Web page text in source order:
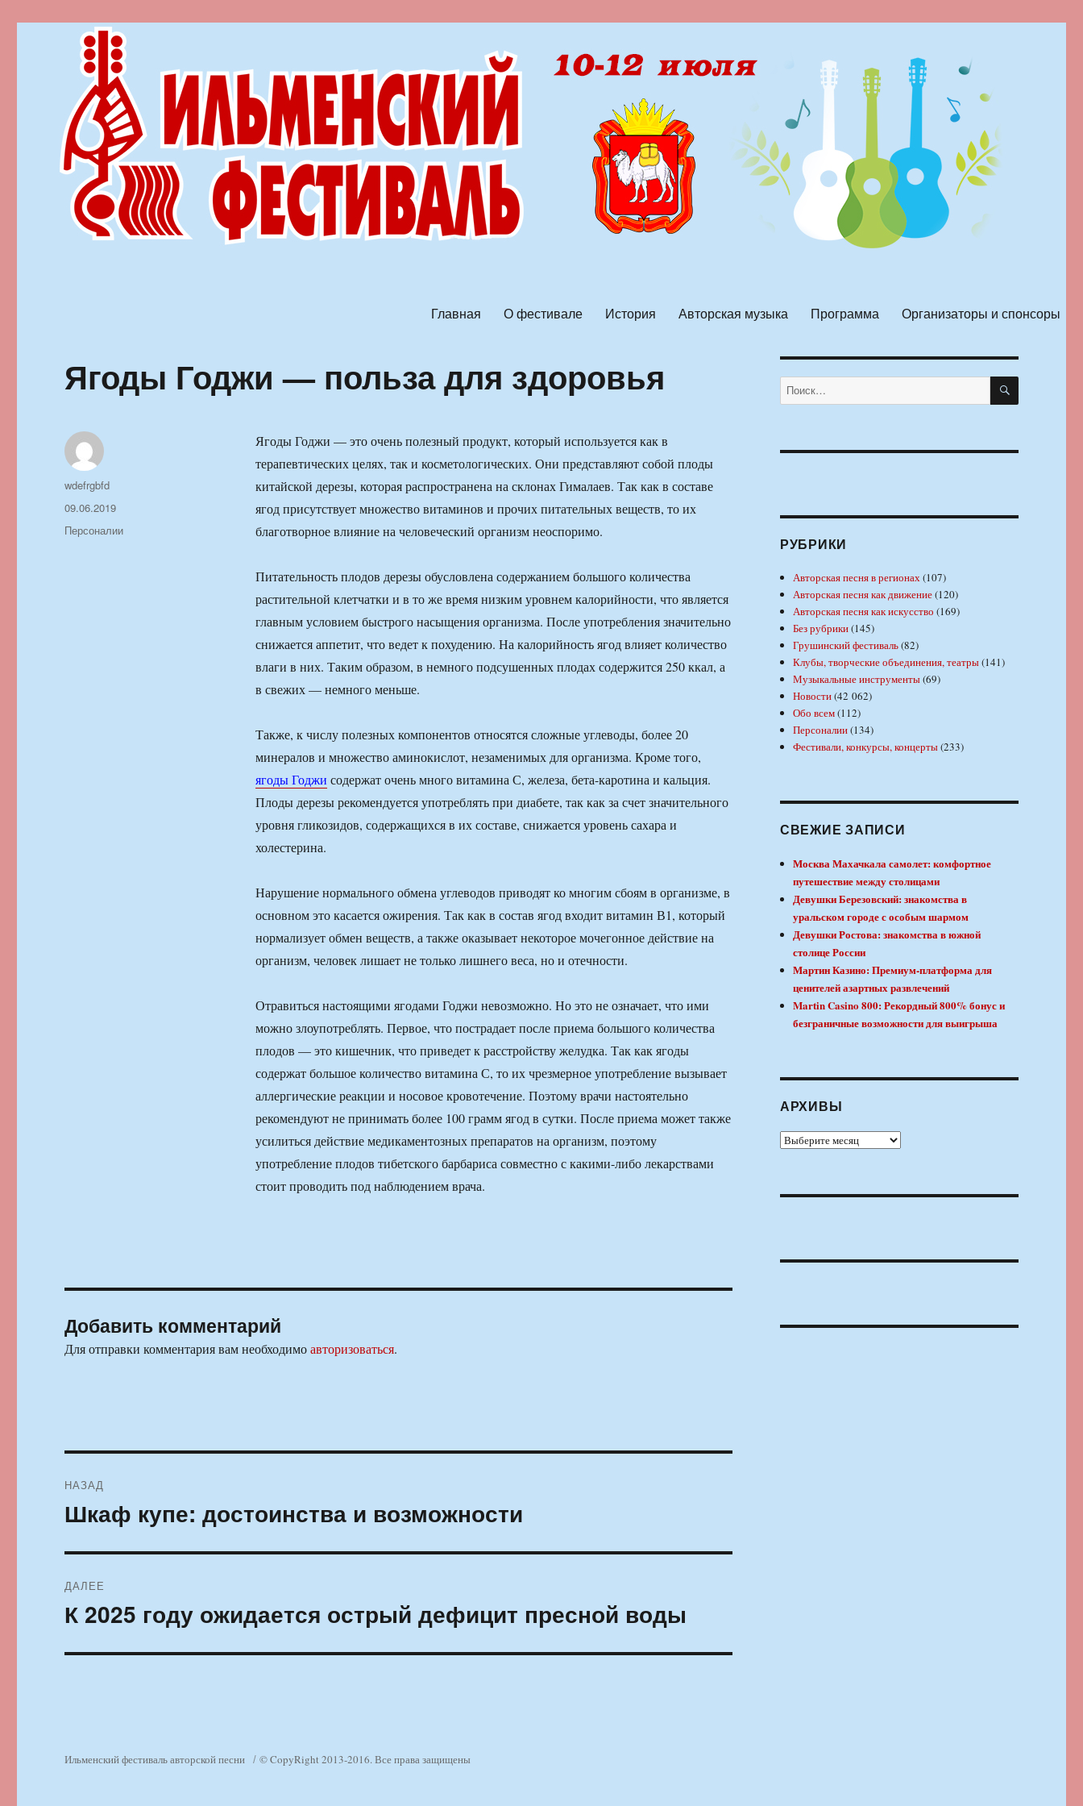
Главная О фестивале История Авторская музыка Программа Организаторы и спонсоры
Ягоды Годжи — польза для здоровья
Ягоды Годжи — это очень полезный продукт, который используется как в
терапевтических целях, так и косметологических. Они представляют собой плоды
китайской дерезы, которая распространена на склонах Гималаев. Так как в составе
ягод присутствует множество витаминов и прочих питательных веществ, то их
благотворное влияние на человеческий организм неоспоримо.
Питательность плодов дерезы обусловлена содержанием большого количества
растительной клетчатки и в то же время низким уровнем калорийности, что является
главным условием быстрого насыщения организма. После употребления значительно
снижается аппетит, что ведет к похудению. На калорийность ягод влияет количество
влаги в них. Таким образом, в немного подсушенных плодах содержится 250 ккал, а
в свежих — немного меньше.
Также, к числу полезных компонентов относятся сложные углеводы, более 20
минералов и множество аминокислот, незаменимых для организма. Кроме того,
ягоды Годжи содержат очень много витамина С, железа, бета-каротина и кальция.
Плоды дерезы рекомендуется употреблять при диабете, так как за счет значительного
уровня гликозидов, содержащихся в их составе, снижается уровень сахара и
холестерина.
Нарушение нормального обмена углеводов приводят ко многим сбоям в организме, в
основном это касается ожирения. Так как в состав ягод входит витамин В1, который
нормализует обмен веществ, а также оказывает некоторое мочегонное действие на
организм, человек лишает не только лишнего веса, но и отечности.
Отравиться настоящими ягодами Годжи невозможно. Но это не означает, что ими
можно злоупотреблять. Первое, что пострадает после приема большого количества
плодов — это кишечник, что приведет к расстройству желудка. Так как ягоды
содержат большое количество витамина С, то их чрезмерное употребление вызывает
аллергические реакции и носовое кровотечение. Поэтому врачи настоятельно
рекомендуют не принимать более 100 грамм ягод в сутки. После приема может также
усилиться действие медикаментозных препаратов на организм, поэтому
употребление плодов тибетского барбариса совместно с какими-либо лекарствами
стоит проводить под наблюдением врача.
Автор
wdefrgbfd
Опубликовано
09.06.2019
Рубрики
Персоналии
Добавить комментарий
Для отправки комментария вам необходимоавторизоваться.
по
НАЗАД
Предыдущая
Шкаф купе: достоинства и возможности
ДАЛЕЕ
Следующая
К 2025 году ожидается острый дефицит пресной воды
Искать: ПОИСК
РУБРИКИ
Авторская песня в регионах(107)
Авторская песня как движение(120)
Авторская песня как искусство (169)
Без рубрики(145)
Грушинский фестиваль(82)
Клубы, творческие объединения, театры(141)
Музыкальные инструменты(69)
Новости(42 062)
Обо всем(112)
Персоналии(134)
Фестивали, конкурсы, концерты(233)
СВЕЖИЕ ЗАПИСИ
Москва Махачкала самолет: комфортное
путешествие между столицами
Девушки Березовский: знакомства в
уральском городе с особым шармом
Девушки Ростова: знакомства в южной
столице России
Мартин Казино: Премиум-платформа для
ценителей азартных развлечений
Martin Casino 800: Рекордный 800% бонус и
безграничные возможности для выигрыша
АРХИВЫ
Архивы
Ильменский фестиваль авторской песни © CopyRight 2013-2016. Все права защищены